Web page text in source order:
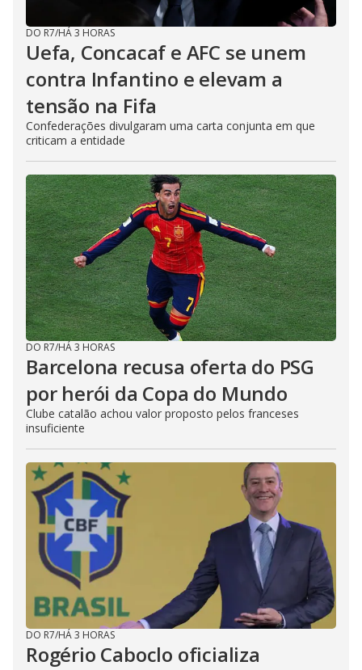
DO R7/HÁ 3 HORAS
Uefa, Concacaf e AFC se unem
contra Infantino e elevam a
tensão na Fifa
Confederações divulgaram uma carta conjunta em que
criticam a entidade
DO R7/HÁ 3 HORAS
Barcelona recusa oferta do PSG
por herói da Copa do Mundo
Clube catalão achou valor proposto pelos franceses
insuficiente
DO R7/HÁ 3 HORAS
Rogério Caboclo oficializa